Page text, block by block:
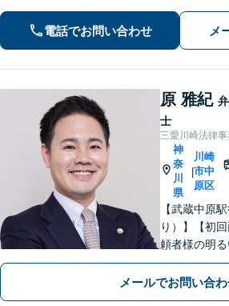
【離婚問題
実績あり。
いたします
電話でお問い合わせ メ
原 雅紀
士
三愛川崎法律
神
奈
川
県
|
川崎
市中
原区
【武蔵中原
り）】【初
頼者様の明
出せるよう
つ丁寧に対応
メールでお問い合